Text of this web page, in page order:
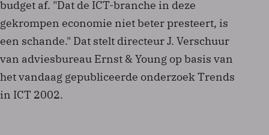
budget af. "Dat de ICT-branche in deze
gekrompen economie niet beter presteert, is
een schande." Dat stelt directeur J. Verschuur
van adviesbureau Ernst & Young op basis van
het vandaag gepubliceerde onderzoek Trends
in ICT 2002.